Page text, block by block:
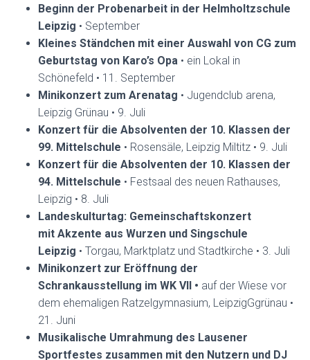
Beginn der Probenarbeit in der Helmholtzschule
Leipzig • September
Kleines Ständchen mit einer Auswahl von CG zum
Geburtstag von Karo’s Opa • ein Lokal in
Schönefeld • 11. September
Minikonzert zum Arenatag • Jugendclub arena,
Leipzig Grünau • 9. Juli
Konzert für die Absolventen der 10. Klassen der
99. Mittelschule • Rosensäle, Leipzig Miltitz • 9. Juli
Konzert für die Absolventen der 10. Klassen der
94. Mittelschule • Festsaal des neuen Rathauses,
Leipzig • 8. Juli
Landeskulturtag: Gemeinschaftskonzert
mit Akzente aus Wurzen und Singschule
Leipzig • Torgau, Marktplatz und Stadtkirche • 3. Juli
Minikonzert zur Eröffnung der
Schrankausstellung im WK VII • auf der Wiese vor
dem ehemaligen Ratzelgymnasium, LeipzigGgrünau •
21. Juni
Musikalische Umrahmung des Lausener
Sportfestes zusammen mit den Nutzern und DJ